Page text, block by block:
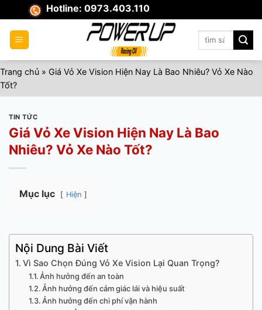
to
content
Hotline: 0973.403.110
Tìm
Trang chủ » Giá Vỏ Xe Vision Hiện Nay Là Bao Nhiêu? Vỏ Xe Nào
Tốt?
TIN TỨC
Giá Vỏ Xe Vision Hiện Nay Là Bao
Nhiêu? Vỏ Xe Nào Tốt?
Mục lục Hiện
Nội Dung Bài Viết
Vì Sao Chọn Đúng Vỏ Xe Vision Lại Quan Trọng?
Ảnh hưởng đến an toàn
Ảnh hưởng đến cảm giác lái và hiệu suất
Ảnh hưởng đến chi phí vận hành